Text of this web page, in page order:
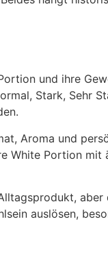
und ihre
Stark, Sehr
Aroma und
White Portion mit
aber
auslösen,